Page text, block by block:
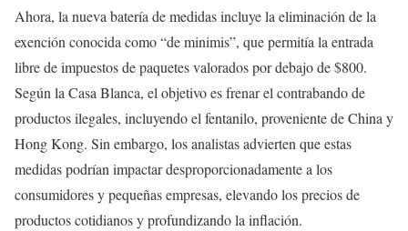
Ahora, la nueva batería de medidas incluye la eliminación de la
exención conocida como “de minimis”, que permitía la entrada
libre de impuestos de paquetes valorados por debajo de $800.
Según la Casa Blanca, el objetivo es frenar el contrabando de
productos ilegales, incluyendo el fentanilo, proveniente de China y
Hong Kong. Sin embargo, los analistas advierten que estas
medidas podrían impactar desproporcionadamente a los
consumidores y pequeñas empresas, elevando los precios de
productos cotidianos y profundizando la inflación.